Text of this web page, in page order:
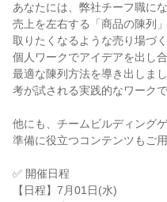
あなたには、弊社チーフ職に
売上を左右する「商品の陳列
取りたくなるような売り場づ
個人ワークでアイデアを出し
最適な陳列方法を導き出しま
考が試される実践的なワークで
他にも、チームビルディング
準備に役立つコンテンツもご
✅ 開催日程
【日程】7月01日(水)